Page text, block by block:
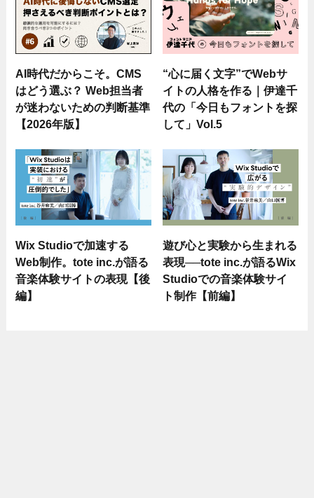
AI時代だからこそ。CMS
はどう選ぶ？ Web担当者
が迷わないための判断基準
【2026年版】
“心に届く文字”でWebサ
イトの人格を作る｜伊達千
代の「今日もフォントを探
して」Vol.5
Wix Studioで加速する
Web制作。tote inc.が語る
音楽体験サイトの表現【後
編】
遊び心と実験から生まれる
表現──tote inc.が語るWix
Studioでの音楽体験サイ
ト制作【前編】